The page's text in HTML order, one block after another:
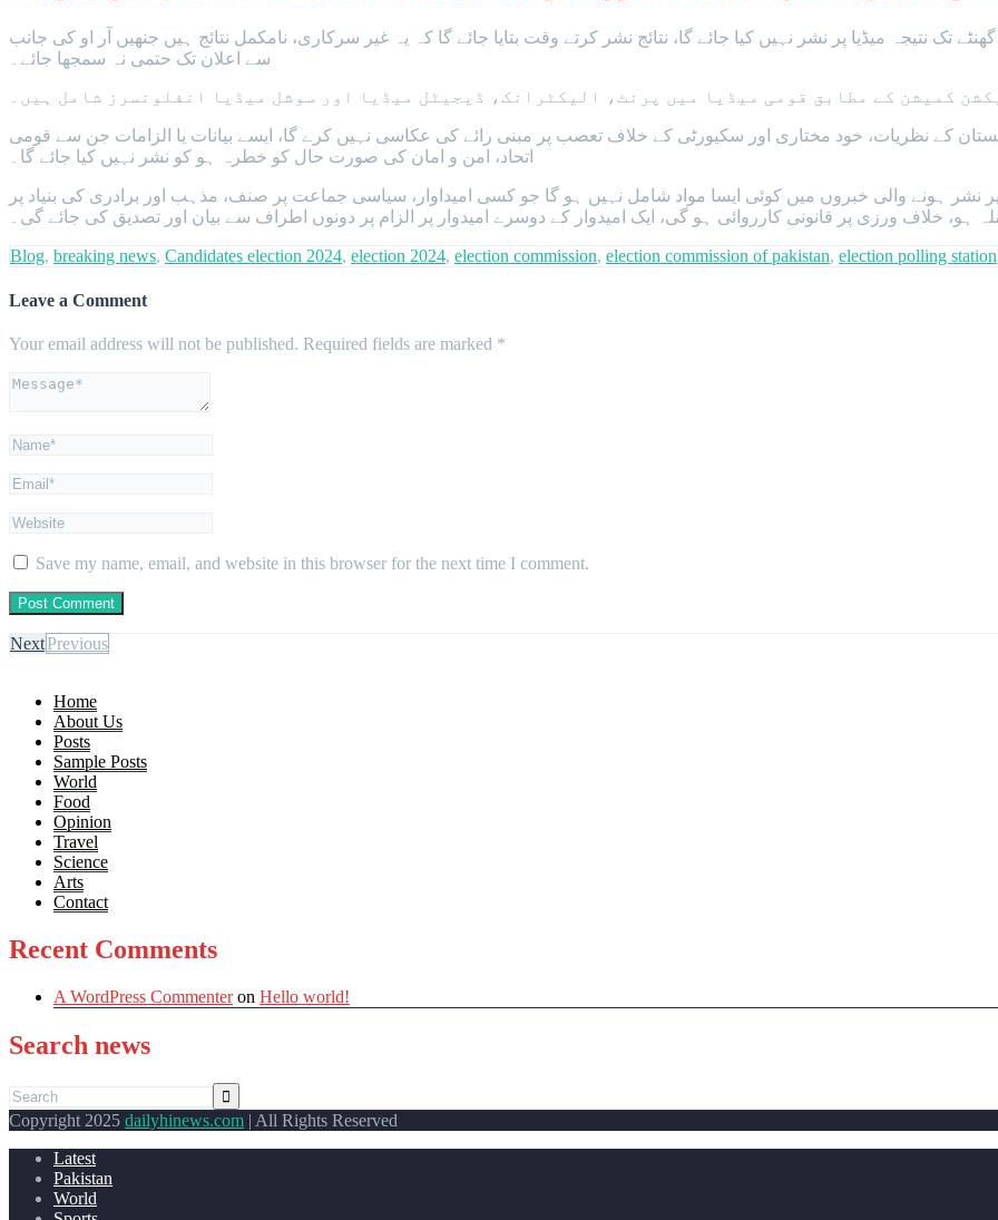
تک نتیجہ میڈیا پر نشر نہیں کیا جائے گا، نتائج نشر کرتے وقت بتایا جائے گا کہ یہ غیر سرکاری، نامکمل نتائج ہیں جنھیں آر او کی جانب
سے اعلان تک حتمی نہ سمجھا جائے۔
کمیشن کے مطابق قومی میڈیا میں پرنٹ، الیکٹرانک، ڈیجیٹل میڈیا اور سوشل میڈیا انفلونسرز شامل ہیں۔
کے نظریات، خود مختاری اور سکیورٹی کے خلاف تعصب پر مبنی رائے کی عکاسی نہیں کرے گا، ایسے بیانات یا الزامات جن سے قومی
اتحاد، امن و امان کی صورت حال کو خطرہ ہو کو نشر نہیں کیا جائے گا۔
نشر ہونے والی خبروں میں کوئی ایسا مواد شامل نہیں ہو گا جو کسی امیداوار، سیاسی جماعت پر صنف، مذہب اور برادری کی بنیاد پر
ہو، خلاف ورزی پر قانونی کارروائی ہو گی، ایک امیدوار کے دوسرے امیدوار پر الزام پر دونوں اطراف سے بیان اور تصدیق کی جائے گی۔
Blog, breaking news, Candidates election 2024, election 2024, election commission, election commission of pakistan, election polling station
Leave a Comment
Your email address will not be published. Required fields are marked *
Save my name, email, and website in this browser for the next time I comment.
NextPrevious
Home
About Us
Posts
Sample Posts
World
Food
Opinion
Travel
Science
Arts
Contact
Recent Comments
A WordPress Commenteron Hello world!
Search news
Copyright 2025 dailyhinews.com | All Rights Reserved
Latest
Pakistan
World